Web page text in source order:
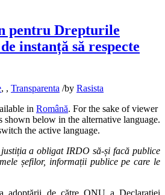
pentru Drepturile
instanță să respecte
, , Transparenta /by Rasista
in Română. For the sake of viewer
shown below in the alternative language.
the active language.
a obligat IRDO să-și facă publice
șefilor, informații publice pe care le